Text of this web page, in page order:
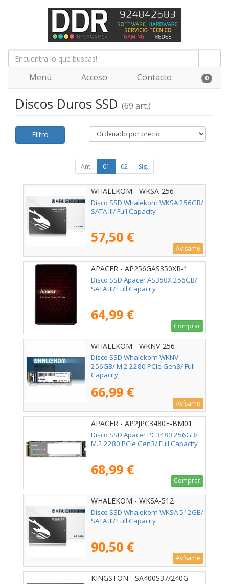
Menú Acceso Contacto 0
Discos Duros SSD (69 art.)
Filtro
Ant. 01 02 Sig.
WHALEKOM - WKSA-256
Disco SSD Whalekom WKSA 256GB/
SATA III/ Full Capacity
57,50 €
Avísame
APACER - AP256GAS350XR-1
Disco SSD Apacer AS350X 256GB/
SATA III/ Full Capacity
64,99 €
Comprar
WHALEKOM - WKNV-256
Disco SSD Whalekom WKNV
256GB/ M.2 2280 PCIe Gen3/ Full
Capacity
66,99 €
Avísame
APACER - AP2JPC3480E-BM01
Disco SSD Apacer PC3480 256GB/
M.2 2280 PCIe Gen3/ Full Capacity
68,99 €
Comprar
WHALEKOM - WKSA-512
Disco SSD Whalekom WKSA 512GB/
SATA III/ Full Capacity
90,50 €
Avísame
KINGSTON - SA400S37/240G